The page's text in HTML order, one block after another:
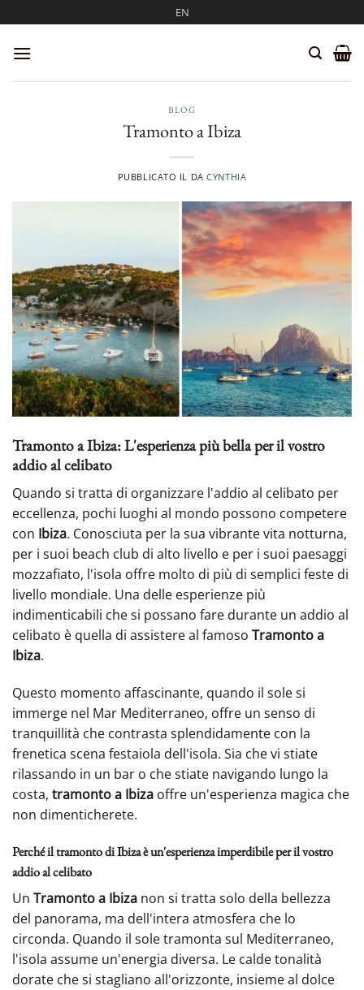
ai
contenuti
EN
BLOG
Tramonto a Ibiza
PUBBLICATO IL DACYNTHIA
Tramonto a Ibiza: L'esperienza più bella per il vostro
addio al celibato
Quando si tratta di organizzare l'addio al celibato per
eccellenza, pochi luoghi al mondo possono competere
con Ibiza. Conosciuta per la sua vibrante vita notturna,
per i suoi beach club di alto livello e per i suoi paesaggi
mozzafiato, l'isola offre molto di più di semplici feste di
livello mondiale. Una delle esperienze più
indimenticabili che si possano fare durante un addio al
celibato è quella di assistere al famoso Tramonto a
Ibiza.
Questo momento affascinante, quando il sole si
immerge nel Mar Mediterraneo, offre un senso di
tranquillità che contrasta splendidamente con la
frenetica scena festaiola dell'isola. Sia che vi stiate
rilassando in un bar o che stiate navigando lungo la
costa, tramonto a Ibiza offre un'esperienza magica che
non dimenticherete.
Perché il tramonto di Ibiza è un'esperienza imperdibile per il vostro
addio al celibato
Un Tramonto a Ibiza non si tratta solo della bellezza
del panorama, ma dell'intera atmosfera che lo
circonda. Quando il sole tramonta sul Mediterraneo,
l'isola assume un'energia diversa. Le calde tonalità
dorate che si stagliano all'orizzonte, insieme al dolce